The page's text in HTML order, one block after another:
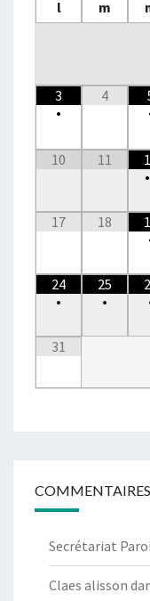
l m
3
•
4
10 11
•
17 18
24
•
25
•
31
Secrétariat
Claes alisson